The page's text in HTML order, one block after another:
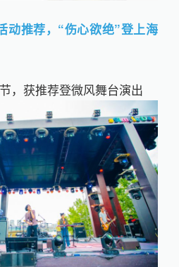
动推荐，“伤心欲绝”登上海
，获推荐登微风舞台演出